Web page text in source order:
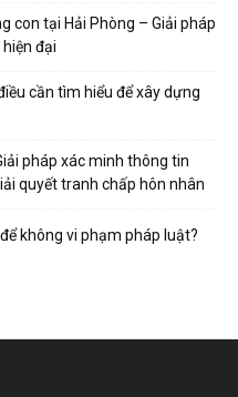
con tại Hải Phòng – Giải pháp
đại
cần tìm hiểu để xây dựng
pháp xác minh thông tin
quyết tranh chấp hôn nhân
không vi phạm pháp luật?